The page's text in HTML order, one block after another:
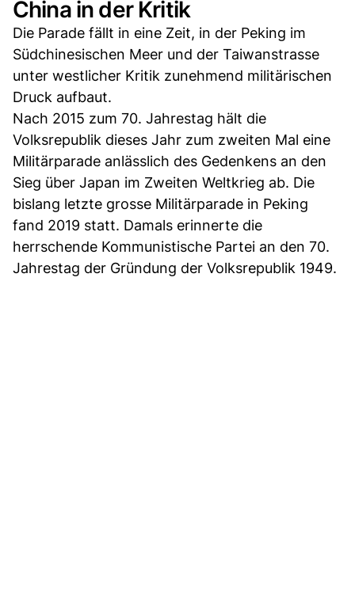
China in der Kritik
Die Parade fällt in eine Zeit, in der Peking im
Südchinesischen Meer und der Taiwanstrasse
unter westlicher Kritik zunehmend militärischen
Druck aufbaut.
Nach 2015 zum 70. Jahrestag hält die
Volksrepublik dieses Jahr zum zweiten Mal eine
Militärparade anlässlich des Gedenkens an den
Sieg über Japan im Zweiten Weltkrieg ab. Die
bislang letzte grosse Militärparade in Peking
fand 2019 statt. Damals erinnerte die
herrschende Kommunistische Partei an den 70.
Jahrestag der Gründung der Volksrepublik 1949.